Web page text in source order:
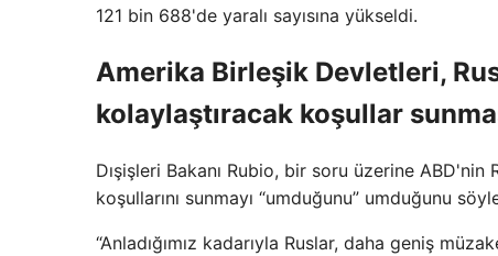
121 bin 688'de yaralı sayısına yükseldi.
Amerika Birleşik Devletleri,
kolaylaştıracak koşullar
Dışişleri Bakanı Rubio, bir soru üzerine ABD'nin
koşullarını sunmayı “umduğunu” umduğunu
“Anladığımız kadarıyla Ruslar, daha geniş